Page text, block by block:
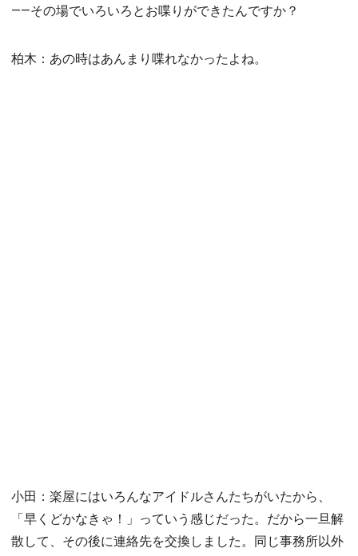
――その場でいろいろとお喋りができたんですか？
柏木：あの時はあんまり喋れなかったよね。
小田：楽屋にはいろんなアイドルさんたちがいたから、
「早くどかなきゃ！」っていう感じだった。だから一旦解
散して、その後に連絡先を交換しました。同じ事務所以外